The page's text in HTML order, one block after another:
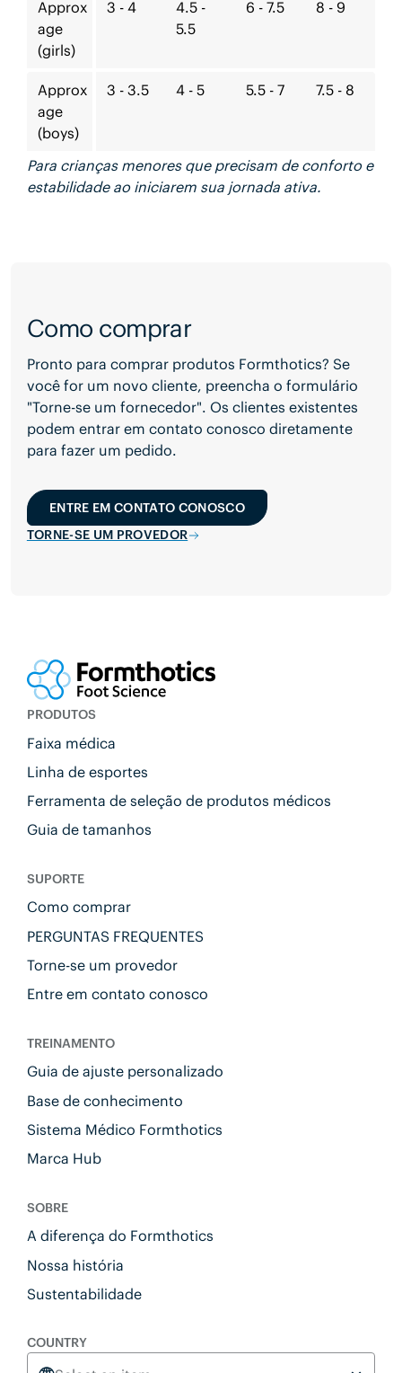
Approx
age
(girls)
3 - 4
4.5 -
5.5
6 - 7.5 8 - 9
Approx
age
(boys)
3 - 3.5 4 - 5 5.5 - 7 7.5 - 8
Para crianças menores que precisam de conforto e
estabilidade ao iniciarem sua jornada ativa.
Como comprar
Pronto para comprar produtos Formthotics? Se
você for um novo cliente, preencha o formulário
"Torne-se um fornecedor". Os clientes existentes
podem entrar em contato conosco diretamente
para fazer um pedido.
ENTRE EM CONTATO CONOSCO
TORNE-SE UM PROVEDOR
PRODUTOS
Faixa médica
Linha de esportes
Ferramenta de seleção de produtos médicos
Guia de tamanhos
SUPORTE
Como comprar
PERGUNTAS FREQUENTES
Torne-se um provedor
Entre em contato conosco
TREINAMENTO
Guia de ajuste personalizado
Base de conhecimento
Sistema Médico Formthotics
Marca Hub
SOBRE
A diferença do Formthotics
Nossa história
Sustentabilidade
COUNTRY